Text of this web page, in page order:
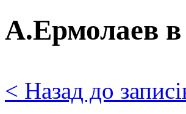
А.Ермолаев
< Назад до